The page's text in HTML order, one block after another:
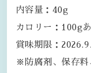
内容量：40g
カロリー：100g
賞味期限：
※防腐剤、保存料